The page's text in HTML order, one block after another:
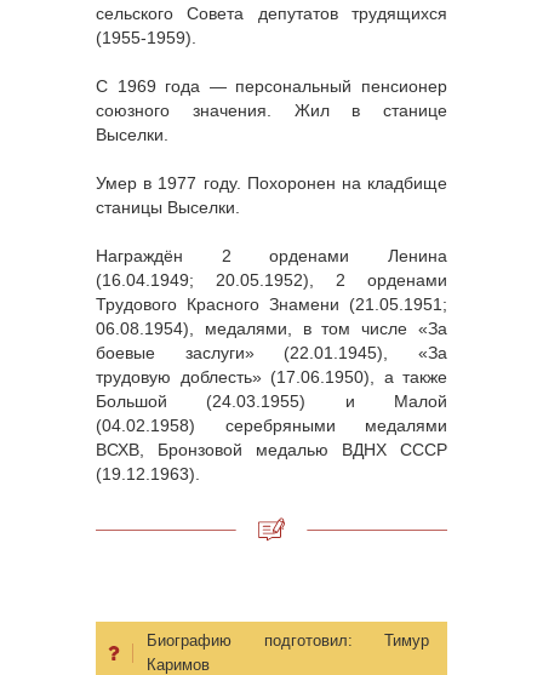
сельского Совета депутатов трудящихся
(1955-1959).
С 1969 года — персональный пенсионер
союзного значения. Жил в станице
Выселки.
Умер в 1977 году. Похоронен на кладбище
станицы Выселки.
Награждён 2 орденами Ленина
(16.04.1949; 20.05.1952), 2 орденами
Трудового Красного Знамени (21.05.1951;
06.08.1954), медалями, в том числе «За
боевые заслуги» (22.01.1945), «За
трудовую доблесть» (17.06.1950), а также
Большой (24.03.1955) и Малой
(04.02.1958) серебряными медалями
ВСХВ, Бронзовой медалью ВДНХ СССР
(19.12.1963).
Биографию подготовил: Тимур
Каримов